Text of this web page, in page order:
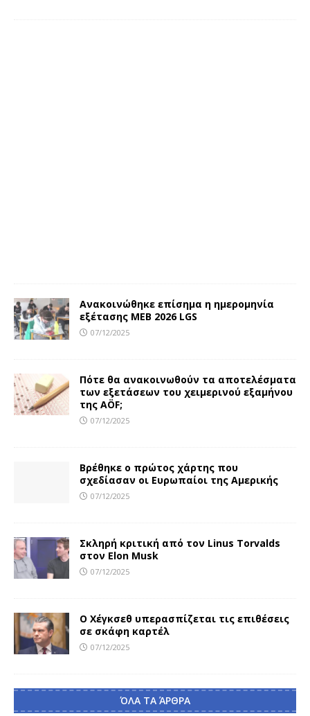
Ανακοινώθηκε επίσημα η ημερομηνία
εξέτασης MEB 2026 LGS
07/12/2025
Πότε θα ανακοινωθούν τα αποτελέσματα
των εξετάσεων του χειμερινού εξαμήνου
της AÖF;
07/12/2025
Βρέθηκε ο πρώτος χάρτης που
σχεδίασαν οι Ευρωπαίοι της Αμερικής
07/12/2025
Σκληρή κριτική από τον Linus Torvalds
στον Elon Musk
07/12/2025
Ο Χέγκσεθ υπερασπίζεται τις επιθέσεις
σε σκάφη καρτέλ
07/12/2025
ΌΛΑ ΤΑ ΆΡΘΡΑ